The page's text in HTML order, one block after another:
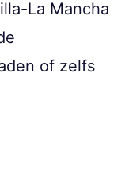
La Mancha
of zelfs